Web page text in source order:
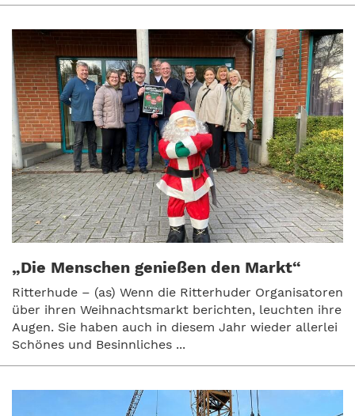
„Die Menschen genießen den Markt“
Ritterhude – (as) Wenn die Ritterhuder Organisatoren
über ihren Weihnachtsmarkt berichten, leuchten ihre
Augen. Sie haben auch in diesem Jahr wieder allerlei
Schönes und Besinnliches ...